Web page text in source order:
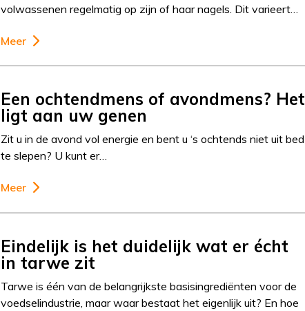
volwassenen regelmatig op zijn of haar nagels. Dit varieert…
Meer
Een ochtendmens of avondmens? Het
ligt aan uw genen
Zit u in de avond vol energie en bent u ‘s ochtends niet uit bed
te slepen? U kunt er…
Meer
Eindelijk is het duidelijk wat er écht
in tarwe zit
Tarwe is één van de belangrijkste basisingrediënten voor de
voedselindustrie, maar waar bestaat het eigenlijk uit? En hoe